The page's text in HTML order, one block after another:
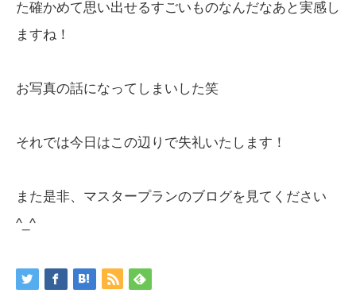
た確かめて思い出せるすごいものなんだなあと実感し
ますね！
お写真の話になってしまいした笑
それでは今日はこの辺りで失礼いたします！
また是非、マスタープランのブログを見てください
^_^